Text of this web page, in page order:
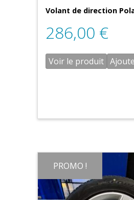
Volant de direction
286,00 €
Voir le produit
PROMO !